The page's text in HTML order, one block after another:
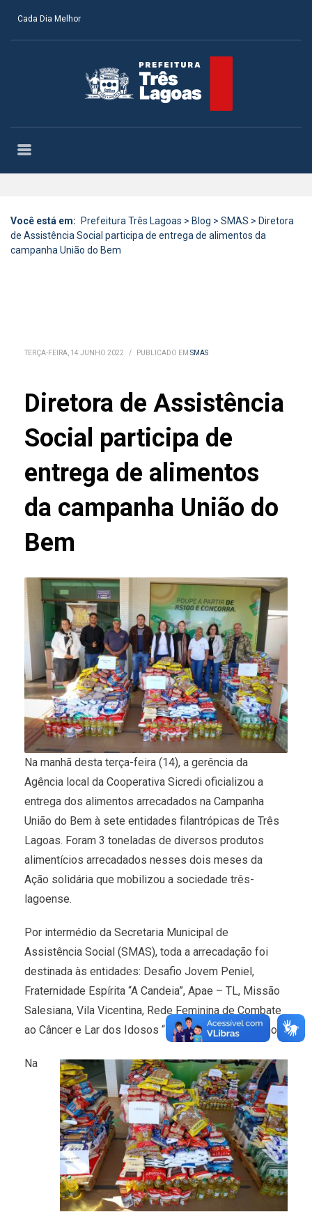
Cada Dia Melhor
Você está em: Prefeitura Três Lagoas > Blog > SMAS > Diretora
de Assistência Social participa de entrega de alimentos da
campanha União do Bem
TERÇA-FEIRA, 14 JUNHO 2022 / PUBLICADO EM SMAS
Diretora de Assistência
Social participa de
entrega de alimentos
da campanha União do
Bem
Na manhã desta terça-feira (14), a gerência da
Agência local da Cooperativa Sicredi oficializou a
entrega dos alimentos arrecadados na Campanha
União do Bem à sete entidades filantrópicas de Três
Lagoas. Foram 3 toneladas de diversos produtos
alimentícios arrecadados nesses dois meses da
Ação solidária que mobilizou a sociedade três-
lagoense.
Por intermédio da Secretaria Municipal de
Assistência Social (SMAS), toda a arrecadação foi
destinada às entidades: Desafio Jovem Peniel,
Fraternidade Espírita “A Candeia”, Apae – TL, Missão
Salesiana, Vila Vicentina, Rede Feminina de Combate
ao Câncer e Lar dos Idosos “Eurípedes Barsanulpho”.
Na